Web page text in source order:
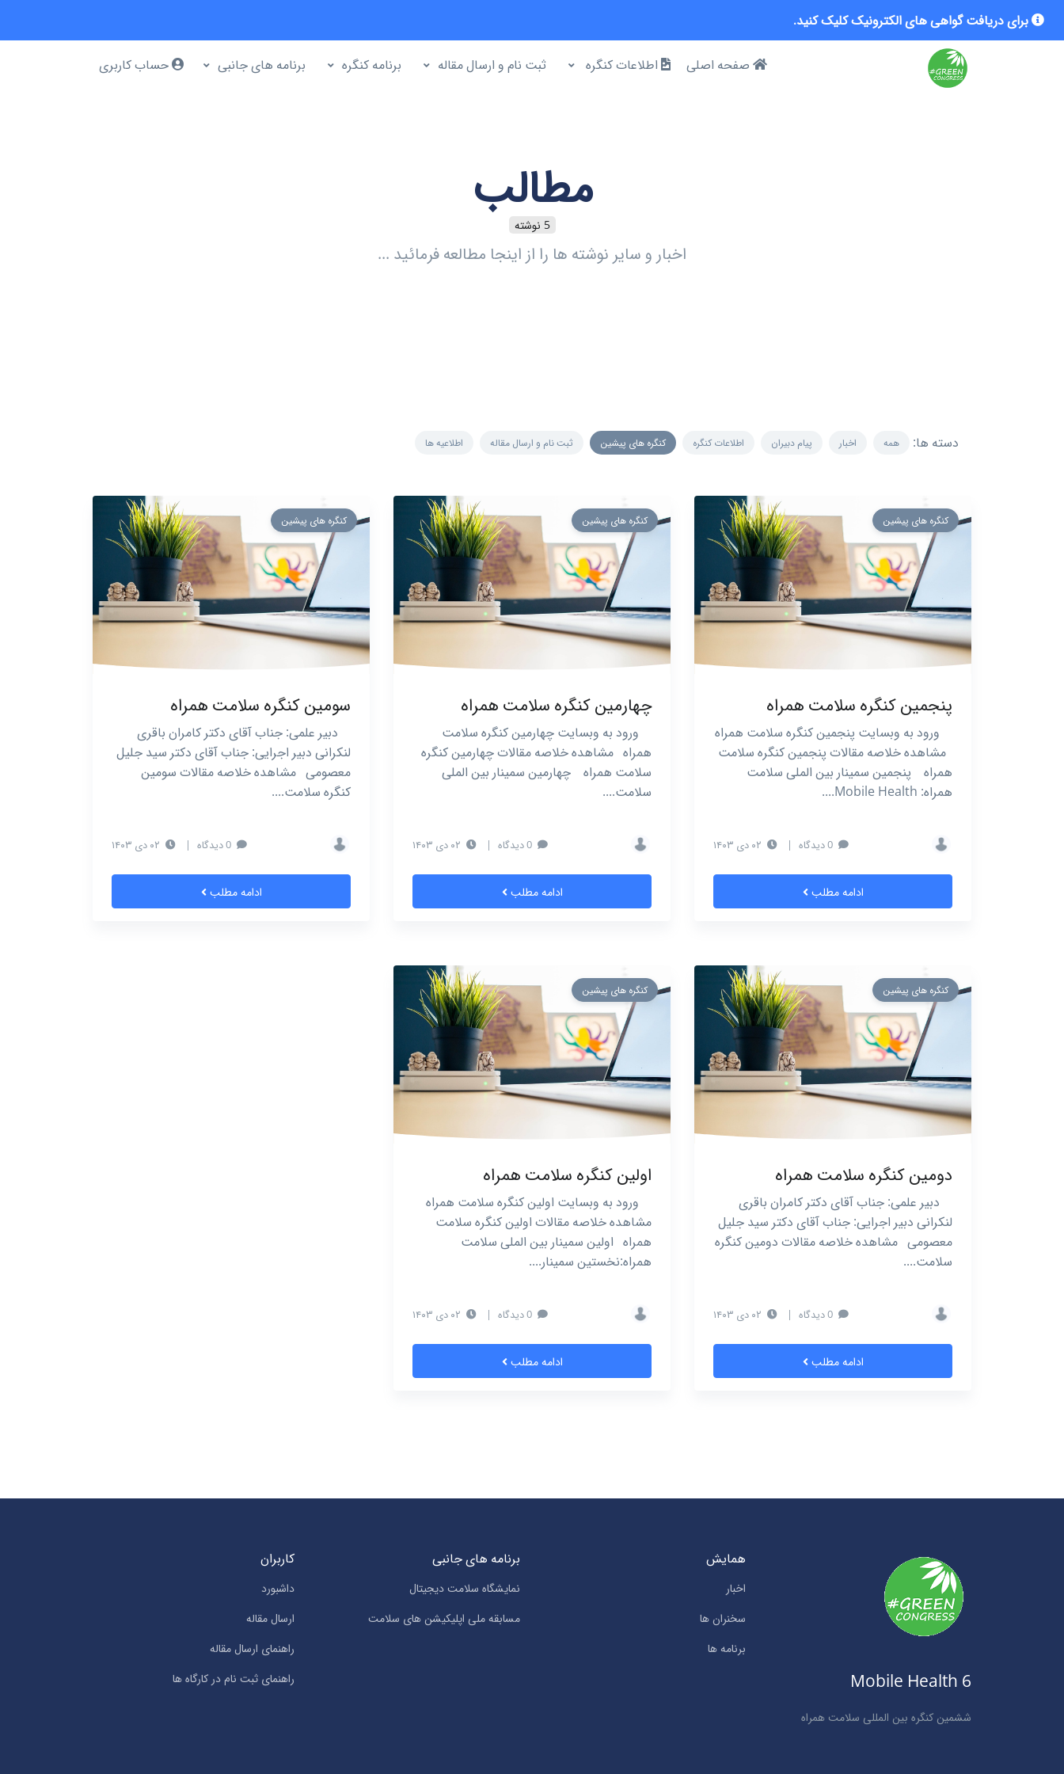
برای دریافت گواهی های الکترونیک کلیک کنید.
صفحه اصلی اطلاعات کنگره ثبت نام و ارسال مقاله برنامه کنگره برنامه های جانبی حساب کاربری
مطالب
5 نوشته
اخبار و سایر نوشته ها را از اینجا مطالعه فرمائید ...
دسته ها: همه اخبار پیام دبیران اطلاعات کنگره کنگره های پیشین ثبت نام و ارسال مقاله اطلاعیه ها
کنگره های پیشین
پنجمین کنگره سلامت همراه
ورود به وبسایت پنجمین کنگره سلامت همراه
مشاهده خلاصه مقالات پنجمین کنگره سلامت
همراه پنجمین سمینار بین الملی سلامت
همراه: Mobile Health....
|
ادامه مطلب
کنگره های پیشین
چهارمین کنگره سلامت همراه
ورود به وبسایت چهارمین کنگره سلامت
همراه مشاهده خلاصه مقالات چهارمین کنگره
سلامت همراه چهارمین سمینار بین الملی
سلامت....
|
ادامه مطلب
کنگره های پیشین
سومین کنگره سلامت همراه
دبیر علمی: جناب آقای دکتر کامران باقری
لنکرانی دبیر اجرایی: جناب آقای دکتر سید جلیل
معصومی مشاهده خلاصه مقالات سومین
کنگره سلامت....
|
ادامه مطلب
کنگره های پیشین
دومین کنگره سلامت همراه
دبیر علمی: جناب آقای دکتر کامران باقری
لنکرانی دبیر اجرایی: جناب آقای دکتر سید جلیل
معصومی مشاهده خلاصه مقالات دومین کنگره
سلامت....
|
ادامه مطلب
کنگره های پیشین
اولین کنگره سلامت همراه
ورود به وبسایت اولین کنگره سلامت همراه
مشاهده خلاصه مقالات اولین کنگره سلامت
همراه اولین سمینار بین الملی سلامت
همراه:نخستین سمینار....
|
ادامه مطلب
Mobile Health 6
ششمین کنگره بین المللی سلامت همراه
همایش
اخبار
سخنران ها
برنامه ها
برنامه های جانبی
نمایشگاه سلامت دیجیتال
مسابقه ملی اپلیکیشن های سلامت
کاربران
داشبورد
ارسال مقاله
راهنمای ارسال مقاله
راهنمای ثبت نام در کارگاه ها